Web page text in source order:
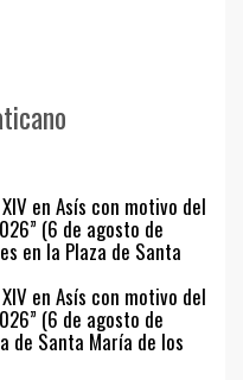
en Asís con motivo del
(6 de agosto de
en la Plaza de Santa
en Asís con motivo del
(6 de agosto de
de Santa María de los